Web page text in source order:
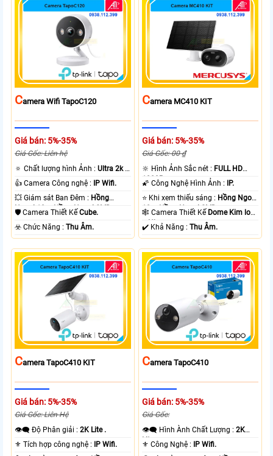
CAmera Wifi TapoC120
Giá bán: 5%-35%
Giá Gốc: Liên hệ
🔅 Chất lượng hình Ảnh :Ultra 2k +
.
👍 Camera Công nghệ :
IP Wifi.
💥 Giám sát Ban Đêm : Hồng
Ngoại 10m Hồng Ngoại SMD.
🛡 Camera Thiết KếCube.
️☣️ Chức Năng :Thu Âm.
CAmera MC410 KIT
Giá bán: 5%-35%
Giá Gốc: 00 ₫
🔆 Hình Ảnh Sắc nét : FULL HD
1080P .
🌠 Công Nghệ Hình Ảnh :
IP.
⭐ Khi xem thiếu sáng : Hồng Ngoại
10m Hồng Ngoại SMD.
🕸️ Camera Thiết Kế Dome Kim loại
+ Nhựa.
️✔️ Khả Năng :Thu Âm.
CAmera TapoC410 KIT
Giá bán: 5%-35%
Giá Gốc: Liên Hệ
👁️‍🗨 Độ Phân giải :2K Lite .
⚜️ Tích hợp công nghệ : IP Wifi.
CAmera TapoC410
Giá bán: 5%-35%
Giá Gốc:
👁️‍🗨 Hình Ành Chất Lượng :2K
Lite .
⚜️ Công Nghệ : IP Wifi.